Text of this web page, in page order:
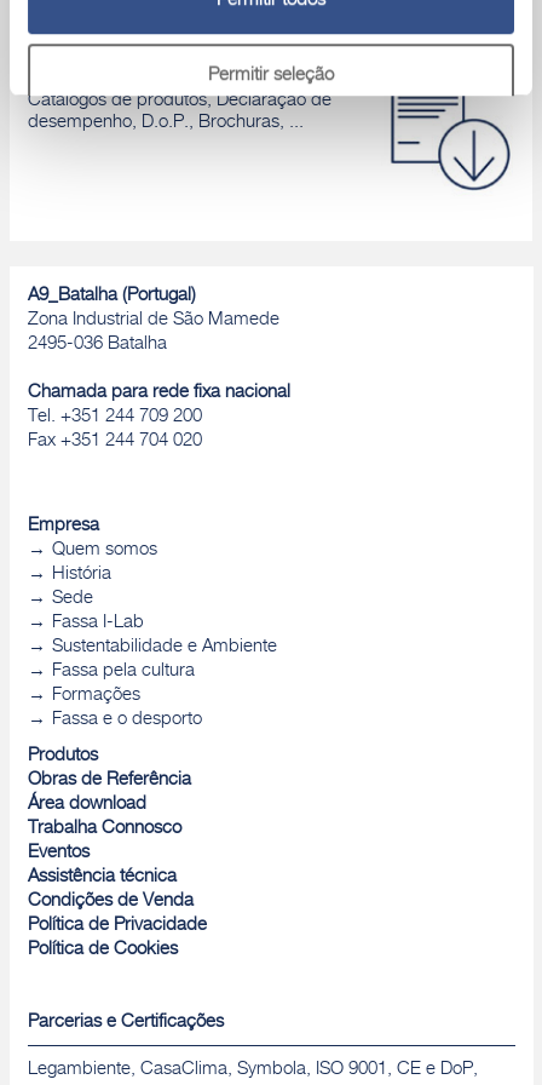
Permitir seleção
Catálogos de produtos, Declaração de
desempenho, D.o.P., Brochuras, ...
A9_Batalha (Portugal)
Zona Industrial de São Mamede
2495-036 Batalha
Chamada para rede fixa nacional
Tel. +351 244 709 200
Fax +351 244 704 020
Empresa
Quem somos
História
Sede
Fassa I-Lab
Sustentabilidade e Ambiente
Fassa pela cultura
Formações
Fassa e o desporto
Produtos
Obras de Referência
Área download
Trabalha Connosco
Eventos
Assistência técnica
Condições de Venda
Política de Privacidade
Política de Cookies
Parcerias e Certificações
Legambiente, CasaClima, Symbola, ISO 9001, CE e DoP,